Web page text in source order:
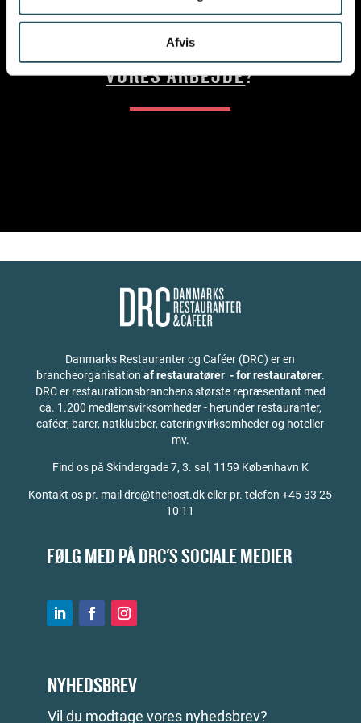
Afvis
VIL DU VIDE MERE OM
VORES ARBEJDE?
Danmarks Restauranter og Caféer (DRC) er en
brancheorganisation af restauratører - for restauratører.
DRC er restaurationsbranchens største repræsentant med
ca. 1.200 medlemsvirksomheder - herunder restauranter,
caféer, barer, natklubber, cateringvirksomheder og hoteller
mv.
Find os på Skindergade 7, 3. sal, 1159 København K
Kontakt os pr. mail drc@thehost.dk eller pr. telefon +45 33 25
10 11
FØLG MED PÅ DRC'S SOCIALE MEDIER
NYHEDSBREV
Vil du modtage vores nyhedsbrev?